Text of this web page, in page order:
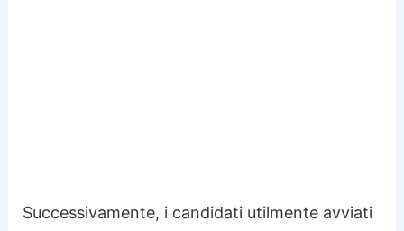
Successivamente, i candidati utilmente avviati